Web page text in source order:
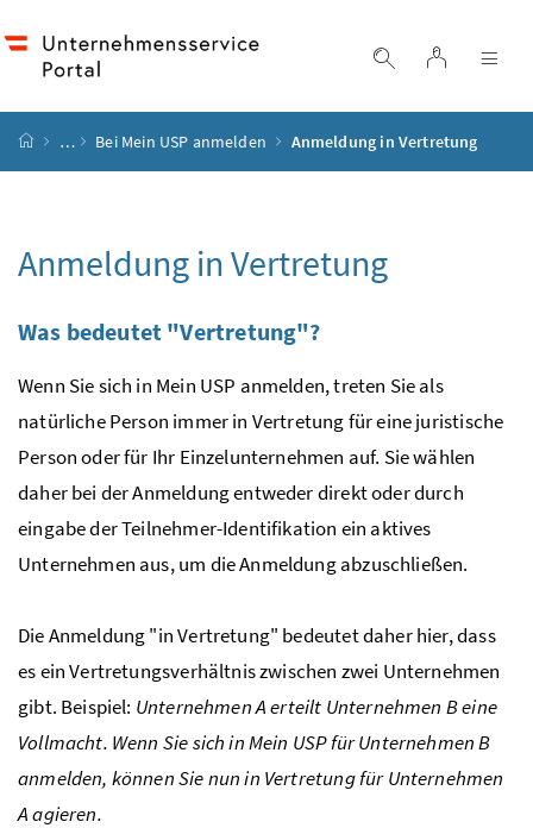
SucheLogin
Startseite
… Bei Mein USP anmelden Anmeldung in Vertretung
Anmeldung in Vertretung
Was bedeutet "Vertretung"?
Wenn Sie sich in Mein USP anmelden, treten Sie als
natürliche Person immer in Vertretung für eine juristische
Person oder für Ihr Einzelunternehmen auf. Sie wählen
daher bei der Anmeldung entweder direkt oder durch
eingabe der Teilnehmer-Identifikation ein aktives
Unternehmen aus, um die Anmeldung abzuschließen.
Die Anmeldung "in Vertretung" bedeutet daher hier, dass
es ein Vertretungsverhältnis zwischen zwei Unternehmen
gibt. Beispiel: Unternehmen A erteilt Unternehmen B eine
Vollmacht. Wenn Sie sich in Mein USPfür Unternehmen B
anmelden, können Sie nun in Vertretung für Unternehmen
A agieren.